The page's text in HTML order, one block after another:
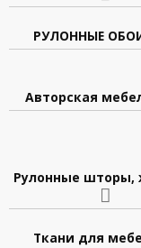
РУЛОННЫЕ
Авторская
Рулонные шторы,
Ткани для